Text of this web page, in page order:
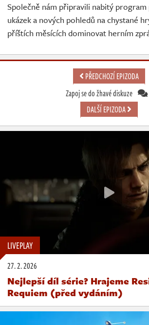
Společně nám připravili nabitý program
ukázek a nových pohledů na chystané
příštích měsících dominovat herním
PŘEDCHOZÍ EPIZODA
Zapoj se do žhavé diskuze
DALŠÍ EPIZODA
LIVEPLAY
27. 2. 2026
Nejlepší díl série? Hrajeme
Requiem (před vydáním)